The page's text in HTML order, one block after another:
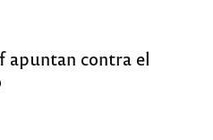
apuntan contra el